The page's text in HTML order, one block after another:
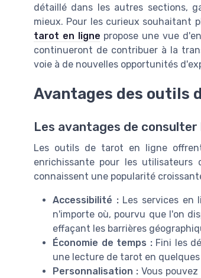
détaillé dans les autres sections,
mieux. Pour les curieux souhaitant
tarot en ligne propose une vue
continueront de contribuer à la
voie à de nouvelles opportunités
Avantages des outils
Les avantages de
Les outils de tarot en ligne
enrichissante pour les utilisateurs
connaissent une popularité
Accessibilité :Les services en
n'importe où, pourvu que l'on
effaçant les barrières
Économie de temps :Fini les
une lecture de tarot en
Personnalisation : Vous